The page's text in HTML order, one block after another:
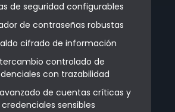
de seguridad configurables
de contraseñas robustas
cifrado de información
controlado de
con trazabilidad
de cuentas críticas y
credenciales sensibles
de seguridad configurables
de contraseñas robustas
cifrado de información
controlado de
con trazabilidad
de cuentas críticas y
credenciales sensibles